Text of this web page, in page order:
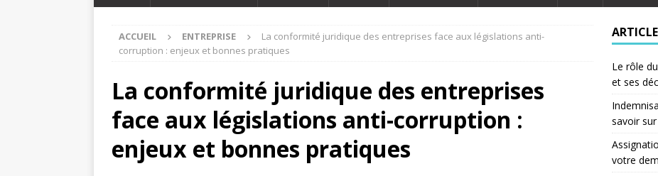
ACCUEIL ENTREPRISE
La conformité juridique des entreprises face aux législations anti-
corruption : enjeux et bonnes pratiques
La conformité juridique des entreprises
face aux législations anti-corruption :
enjeux et bonnes pratiques
Le rôle
et ses
savoir
votre